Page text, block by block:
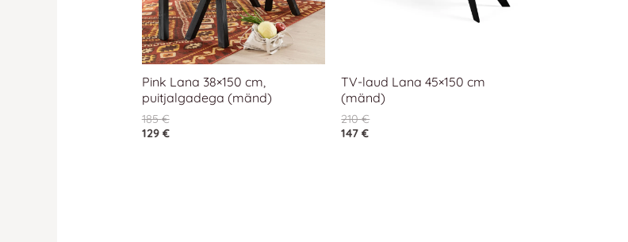
Pink Lana 38×150 cm,
puitjalgadega (mänd)
185€
129 €
TV-laud Lana 45×150 cm
(mänd)
210€
147€